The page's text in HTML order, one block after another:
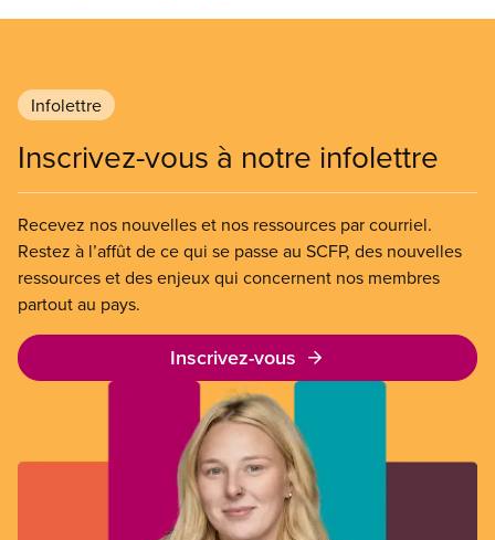
Infolettre
Inscrivez-vous à notre infolettre
Recevez nos nouvelles et nos ressources par courriel.
Restez à l’affût de ce qui se passe au SCFP, des nouvelles
ressources et des enjeux qui concernent nos membres
partout au pays.
Inscrivez-vous